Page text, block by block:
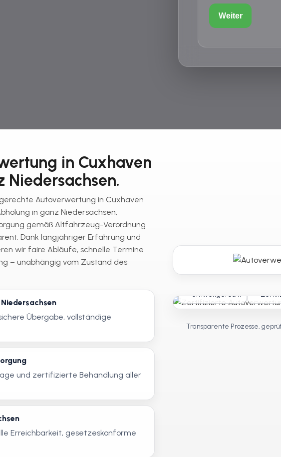
Weiter
in Cuxhaven
Niedersachsen.
Autoverwertung in Cuxhaven
in ganz Niedersachsen,
gemäß Altfahrzeug-Verordnung
Dank langjähriger Erfahrung und
wir faire Abläufe, schnelle Termine
– unabhängig vom Zustand des
Übergabe, vollständige
und zertifizierte Behandlung aller
Erreichbarkeit, gesetzeskonforme
Transparente Prozesse,